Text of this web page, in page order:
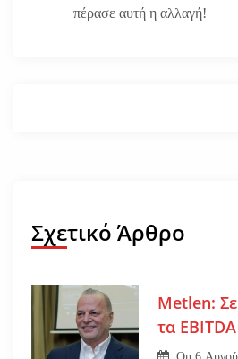
πέρασε αυτή η αλλαγή!
Σχετικό Άρθρο
Metlen:
τα